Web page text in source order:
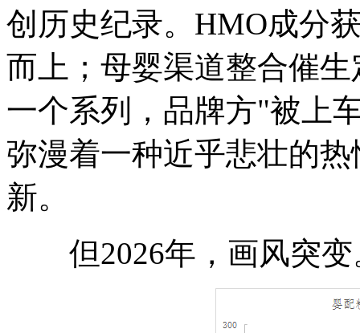
创历史纪录。HMO成分
而上；母婴渠道整合催
一个系列，品牌方"被上
弥漫着一种近乎悲壮的
新。
但2026年，画风突变